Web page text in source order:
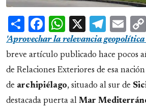
ShareFacebook
WhatsApp
X
'Aprovechar la relevancia
breve artículo publicado hace pocos
de Relaciones Exteriores de esa
de archipiélago, situado al sur de
destacada puerta al Mar